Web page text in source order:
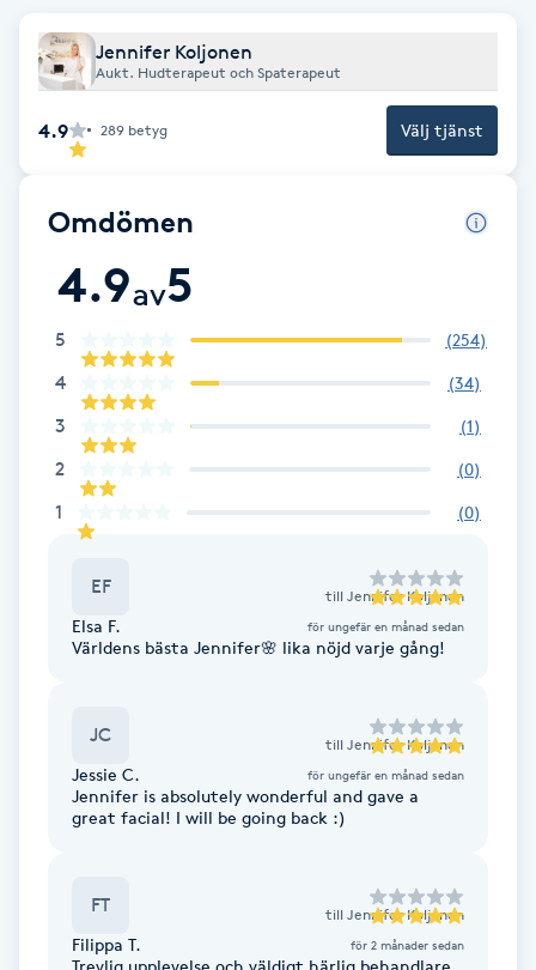
Faceliftmassage
Fet hårbotten
Fotmassage
Fotsvamp
Fotvård
Fransborttagning
Fransfärgning
Fransförlängning
Jennifer Koljonen
Aukt. Hudterapeut och Spaterapeut
4.9 289 betyg Välj tjänst
Omdömen
4.9av5
5 (254)
4 (34)
3 (1)
2 (0)
1 (0)
EF till Jennifer Koljonen
Elsa F. för ungefär en månad sedan
Världens bästa Jennifer🌸 lika nöjd varje gång!
JC till Jennifer Koljonen
Jessie C. för ungefär en månad sedan
Jennifer is absolutely wonderful and gave a
great facial! I will be going back :)
FT till Jennifer Koljonen
Filippa T. för 2 månader sedan
Trevlig upplevelse och väldigt härlig behandlare